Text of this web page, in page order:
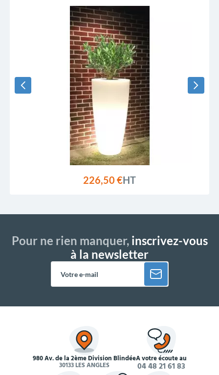
226,50 €HT
Pour ne rien manquer,inscrivez-vous
à la newsletter
980 Av. de la 2ème Division Blindée
30133 LES ANGLES
À votre écoute au
04 48 21 61 83